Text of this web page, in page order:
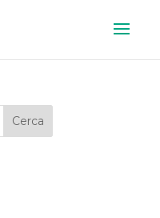
Cerca